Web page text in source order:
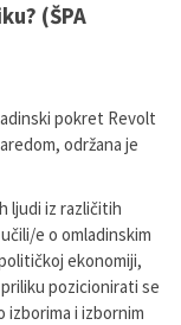
(ŠPA
pokret Revolt
održana je
ljudi iz različitih
e o omladinskim
ekonomiji,
pozicionirati se
izborima i izbornim